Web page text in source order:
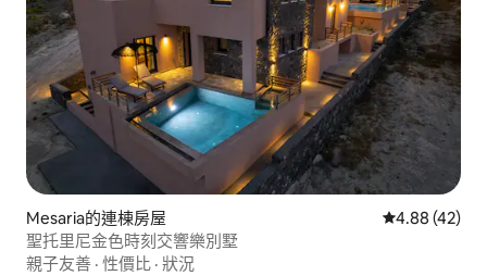
Mesaria的連棟房屋 從 42 則評價
4.88 (42)
聖托里尼金色時刻交響樂別墅
親子友善 · 性價比 · 狀況